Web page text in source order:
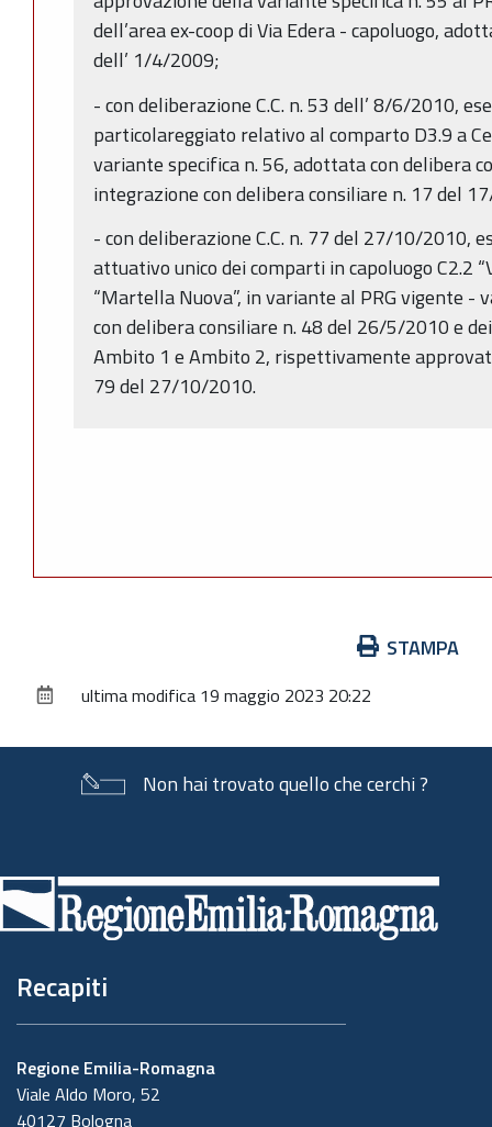
dell’area ex-coop di Via Edera - capoluogo,
dell’ 1/4/2009;
- con deliberazione C.C. n. 53 dell’ 8/6/2010,
particolareggiato relativo al comparto D3.9 a
variante specifica n. 56, adottata con delibera
integrazione con delibera consiliare n. 17 del
- con deliberazione C.C. n. 77 del 27/10/2010,
attuativo unico dei comparti in capoluogo C2.2
“Martella Nuova”, in variante al PRG vigente -
con delibera consiliare n. 48 del 26/5/2010 e
Ambito 1 e Ambito 2, rispettivamente
79 del 27/10/2010.
documento
STAMPA
ultima modifica 19 maggio 2023 20:22
Non hai trovato quello che cerchi ?
di
pagina
Recapiti
Regione Emilia-Romagna
Viale Aldo Moro, 52
40127 Bologna